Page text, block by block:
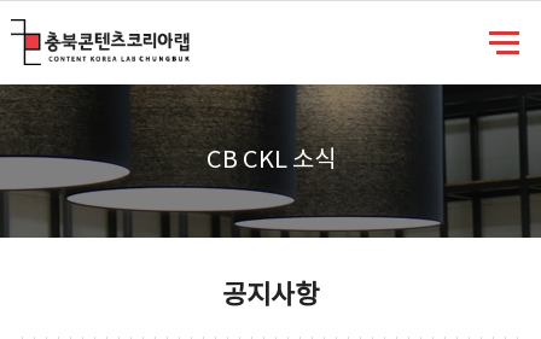
CB CKL 소식
공지사항